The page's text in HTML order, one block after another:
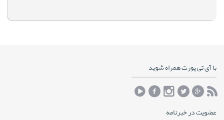
با آی تی پورت همراه شوید
عضویت در خبرنامه